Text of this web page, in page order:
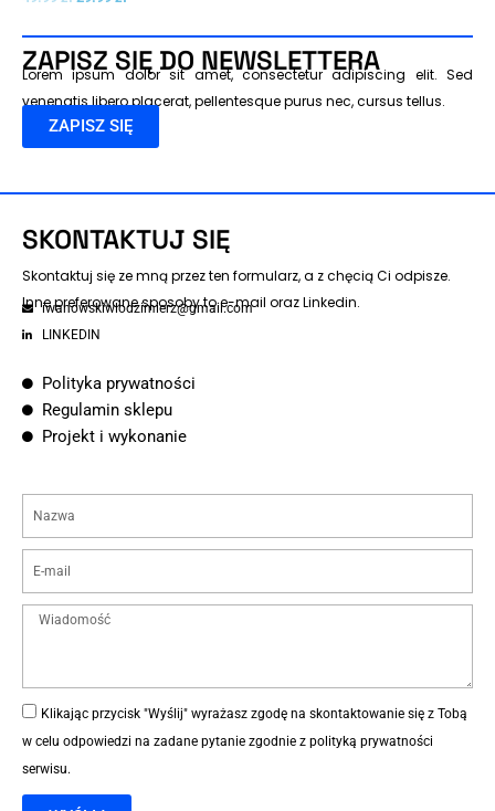
wynosiła:
ZAPISZ SIĘ DO NEWSLETTERA
Lorem ipsum dolor sit amet, consectetur adipiscing elit. Sed
venenatis libero placerat, pellentesque purus nec, cursus tellus.
ZAPISZ SIĘ
SKONTAKTUJ SIĘ
Skontaktuj się ze mną przez ten formularz, a z chęcią Ci odpisze.
Inne preferowane sposoby to e-mail oraz Linkedin.
iwanowskiwlodzimierz@gmail.com
LINKEDIN
Polityka prywatności
Regulamin sklepu
Projekt i wykonanie
Klikając przycisk "Wyślij" wyrażasz zgodę na skontaktowanie się z Tobą
w celu odpowiedzi na zadane pytanie zgodnie z polityką prywatności
serwisu.